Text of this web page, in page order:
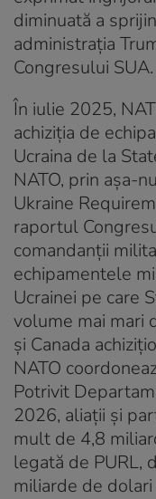
diminuată a
administrația
Congresului SUA.
În iulie 2025,
achiziția de
Ucraina de la
NATO, prin așa-
Ukraine
raportul
comandanții
echipamentele
Ucrainei pe care
volume mai mari
și Canada
NATO
Potrivit
2026, aliații și
mult de 4,8
legată de PURL,
miliarde de